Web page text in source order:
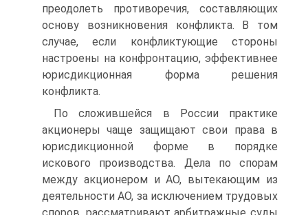
преодолеть противоречия, составляющих
основу возникновения конфликта. В том
случае, если конфликтующие стороны
настроены на конфронтацию, эффективнее
юрисдикционная форма решения
конфликта.
По сложившейся в России практике
акционеры чаще защищают свои права в
юрисдикционной форме в порядке
искового производства. Дела по спорам
между акционером и АО, вытекающим из
деятельности АО, за исключением трудовых